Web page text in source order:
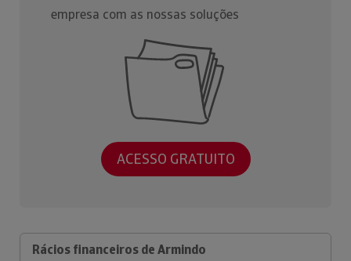
empresa com as nossas soluções
ACESSO GRATUITO
Rácios financeiros de Armindo